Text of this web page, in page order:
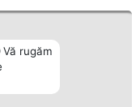
rugăm